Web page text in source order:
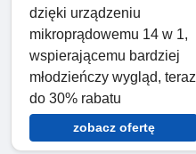
dzięki urządzeniu
mikroprądowemu 14 w 1,
wspierającemu bardziej
młodzieńczy wygląd, teraz
do 30% rabatu
zobacz ofertę